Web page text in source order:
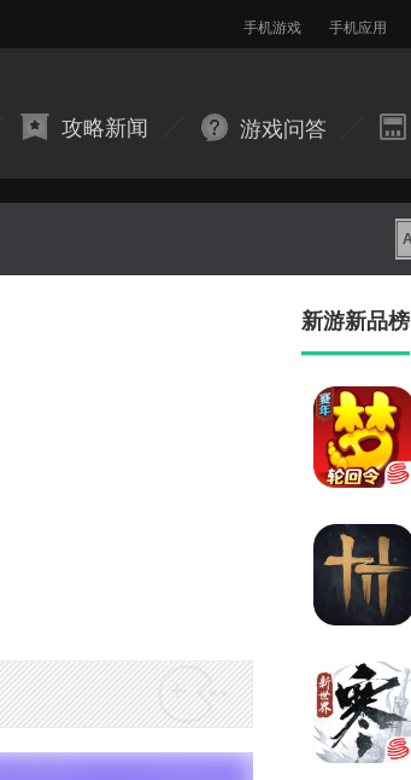
手机游戏 手机应用
攻略新闻 游戏问答
新游新品榜